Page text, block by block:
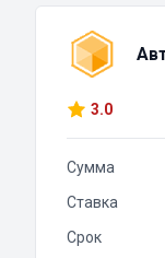
3.0
Сумма
Ставка
Срок